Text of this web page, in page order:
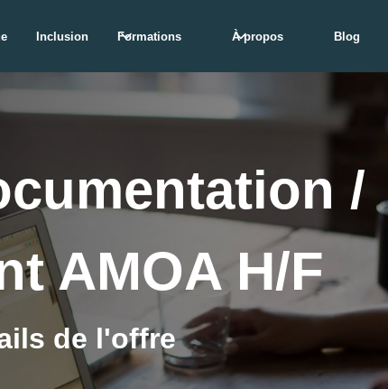
Inclusion Formations À propos Blog
/
AMOA H/F
de l'offre